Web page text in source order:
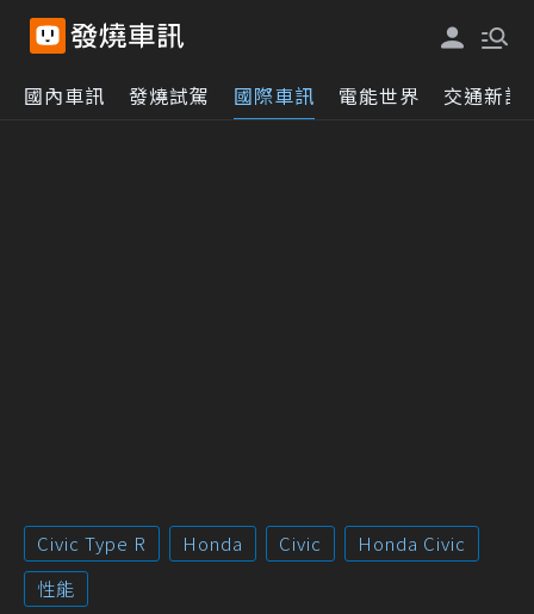
國內車訊 發燒試駕 國際車訊 電能世界 交通新訊
Civic Type R Honda Civic
Honda Civic
性能